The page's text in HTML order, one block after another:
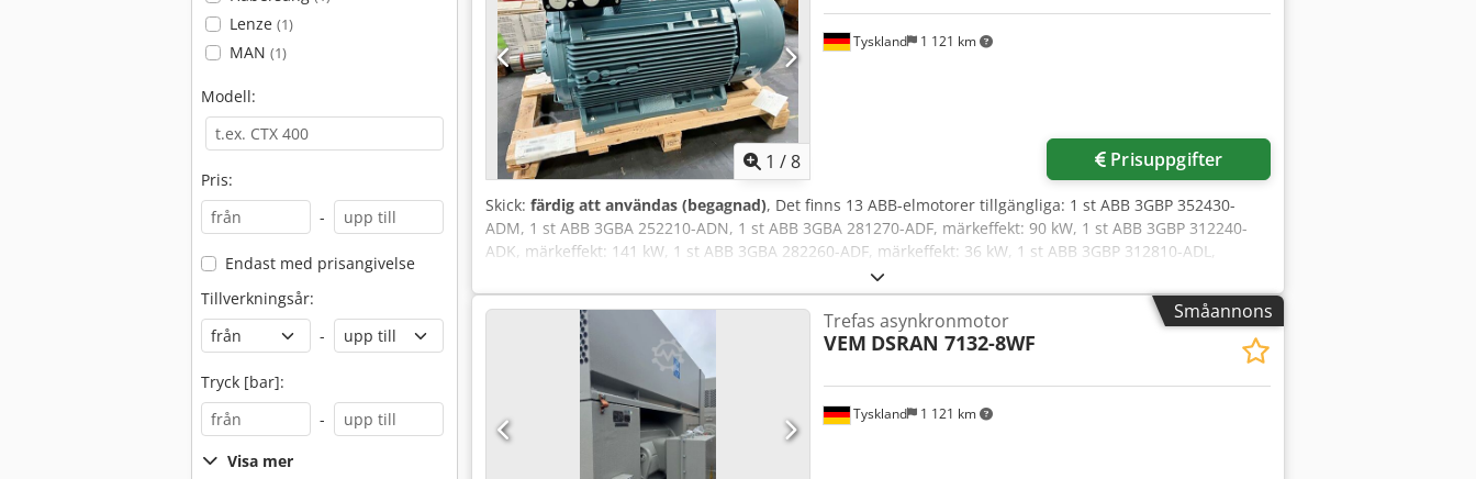
Lenze (1)
MAN (1)
Modell:
Pris:
-
Endast med prisangivelse
Tillverkningsår:
-
Tryck [bar]:
-
Visa mer
1 /8
Tyskland 1 121 km
Prisuppgifter
Skick: färdig att användas (begagnad), Det finns 13 ABB-elmotorer tillgängliga: 1 st ABB 3GBP 352430-
ADM, 1 st ABB 3GBA 252210-ADN, 1 st ABB 3GBA 281270-ADF, märkeffekt: 90 kW, 1 st ABB 3GBP 312240-
ADK, märkeffekt: 141 kW, 1 st ABB 3GBA 282260-ADF, märkeffekt: 36 kW, 1 st ABB 3GBP 312810-ADL,
märkeffekt: 253 kW, 1 st ABB 3GBA 282260-ADF, märkeffekt: 200 kW, 1 st ABB 3GBA 282260-ADF, 1 st ABB
3GBA 312240-ADM 701, märkeffekt: 172 kW, 1 st ABB 3GBP 282410-ADM, 3 st ABB 3GBP 312810-ADL. En
inspektion på plats är möjlig. Dcjdpfjzpyxvjx Alxok
Småannons
Tyskland 1 121 km
Trefas asynkronmotor
VEM DSRAN 7132-8WF